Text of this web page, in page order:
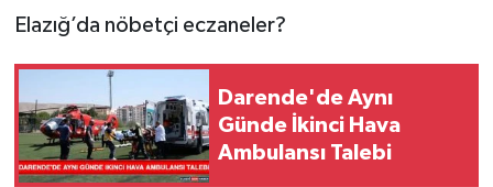
Elazığ’da nöbetçi eczaneler?
Darende'de Aynı
Günde İkinci Hava
Ambulansı Talebi
POLİTİKA
SAĞLIK
SİYASET